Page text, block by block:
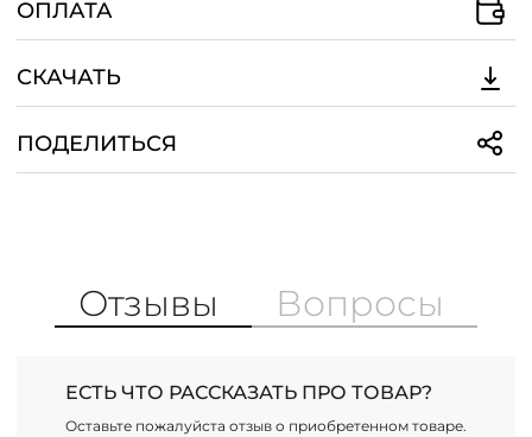
ОПЛАТА
СКАЧАТЬ
ПОДЕЛИТЬСЯ
Отзывы Вопросы
ЕСТЬ ЧТО РАССКАЗАТЬ ПРО ТОВАР?
Оставьте пожалуйста отзыв о приобретенном товаре.